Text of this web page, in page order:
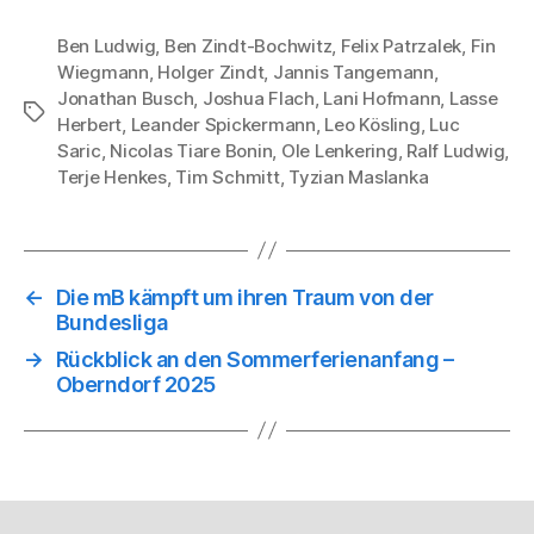
Schlagwörter
Ben Ludwig Ben Zindt-Bochwitz Felix Patrzalek Fin
Wiegmann Holger Zindt, Jannis Tangemann
Jonathan Busch Joshua Flach Lani Hofmann Lasse
Herbert Leander Spickermann Leo Kösling Luc
Saric Nicolas Tiare Bonin Ole Lenkering Ralf Ludwig
Terje Henkes, Tim Schmitt, Tyzian Maslanka
←
Die mB kämpft um ihren Traum von der
Bundesliga
→
Rückblick an den Sommerferienanfang –
Oberndorf 2025